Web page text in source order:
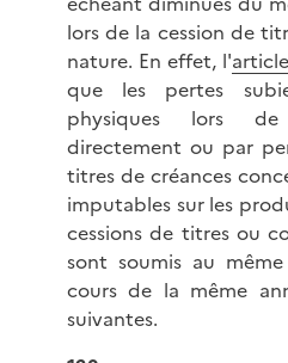
lors de la cession de
nature. En effet, l'
que les pertes
physiques lors de
directement ou par
titres de créances
imputables sur les
cessions de titres ou
sont soumis au
cours de la même
suivantes.